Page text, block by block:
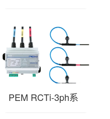
PEM RCTi-3ph系